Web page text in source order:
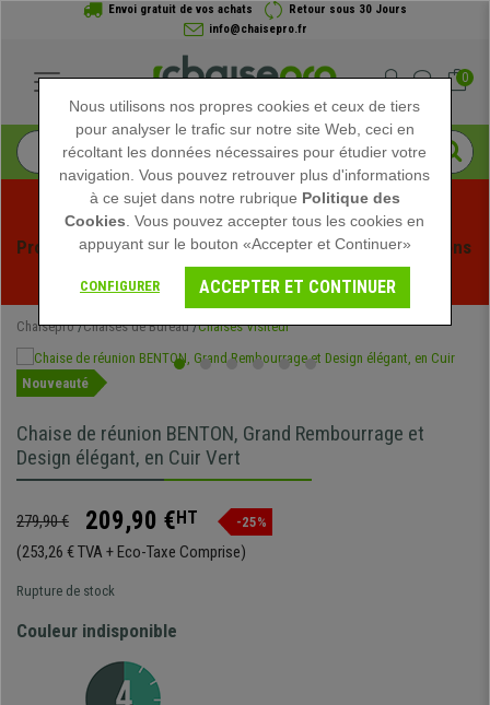
Envoi gratuit de vos achats
Retour sous 30 Jours
info@chaisepro.fr
0
Profitez des soldes d'été chez Chaisepro ! Des réductions
exclusives pour une durée limitée - Voir l'offre
Chaisepro Chaises de Bureau Chaises Visiteur
Nouveauté
Chaise de réunion BENTON, Grand Rembourrage et
Design élégant, en Cuir Vert
279,90 € 209,90 €HT -25%
(253,26 € TVA + Eco-Taxe Comprise)
Rupture de stock
Couleur indisponible
Nous utilisons nos propres cookies et ceux de tiers
pour analyser le trafic sur notre site Web, ceci en
récoltant les données nécessaires pour étudier votre
navigation. Vous pouvez retrouver plus d'informations
à ce sujet dans notre rubrique Politique des
Cookies . Vous pouvez accepter tous les cookies en
appuyant sur le bouton «Accepter et Continuer»
CONFIGURER ACCEPTER ET CONTINUER